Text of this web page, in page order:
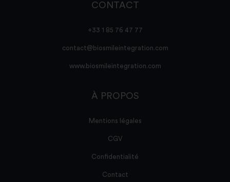
CONTACT
+33 1 85 76 47 77
contact@biosmileintegration.com
www.biosmileintegration.com
À PROPOS
Mentions légales
CGV
Confidentialité
Contact